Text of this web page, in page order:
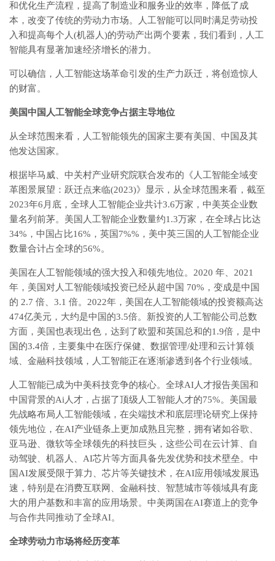
和优化生产流程，提高了制造业和服务业的效率，降低了成
本，改变了传统的劳动力市场。人工智能可以同时满足劳动投
入和提高每个人(机器人)的劳动产出两个要素，我们看到，人工
智能具有显著加速经济增长的潜力。
可以确信，人工智能这场革命引发的生产力跃迁，将创造惊人
的财富。
美国中国人工智能全球竞争占据主导地位
从全球范围来看，人工智能领先的国家主要有美国、中国及其
他发达国家。
根据毕马威、中关村产业研究院联合发布的《人工智能全域变
革图景展望：跃迁点来临(2023)》显示，从全球范围来看，截至
2023年6月底，全球人工智能企业共计3.6万家，中美英企业数
量名列前茅。美国人工智能企业数量约1.3万家，在全球占比达
34%，中国占比16%，英国7%%，美中英三国的人工智能企业
数量合计占全球的56%。
美国在人工智能领域的强大投入和领先地位。2020 年、2021
年，美国对人工智能领域投资已经从超中国 70%，变成是中国
的 2.7 倍、3.1 倍。2022年，美国在人工智能领域的投资额高达
474亿美元，大约是中国的3.5倍。新投资的人工智能公司总数
方面，美国也表现出色，达到了欧盟和英国总和的1.9倍，是中
国的3.4倍，主要集中在医疗保健、数据管理/处理和云计算领
域、金融科技领域，人工智能正在逐渐渗透到各个行业领域。
人工智能已成为中美科技竞争的核心。全球AI人才报告美国和
中国背景的Ai人才，占据了顶级人工智能人才的75%。美国最
先战略布局人工智能领域，在尖端技术和底层理论研究上保持
领先地位，在AI产业链条上更加成熟且完整，拥有诸如谷歌、
亚马逊、微软等全球领先的科技巨头，这些公司在云计算、自
动驾驶、机器人、AI芯片等方面具备先发优势和技术壁垒。中
国AI发展受限于算力、芯片等关键技术，在AI应用领域发展迅
速，特别是在消费互联网、金融科技、智慧城市等领域具有庞
大的用户基数和丰富的应用场景。中美两国在AI赛道上的竞争
与合作共同推动了全球AI。
全球劳动力市场将经历变革